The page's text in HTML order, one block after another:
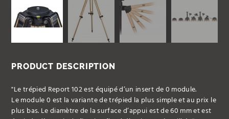
PRODUCT DESCRIPTION
"Le trépied Report 102 est équipé d’un insert de 0 module.
Le module 0 est la variante de trépied la plus simple et au prix le
plus bas. Le diamètre de la surface d’appui est de 60 mm et est